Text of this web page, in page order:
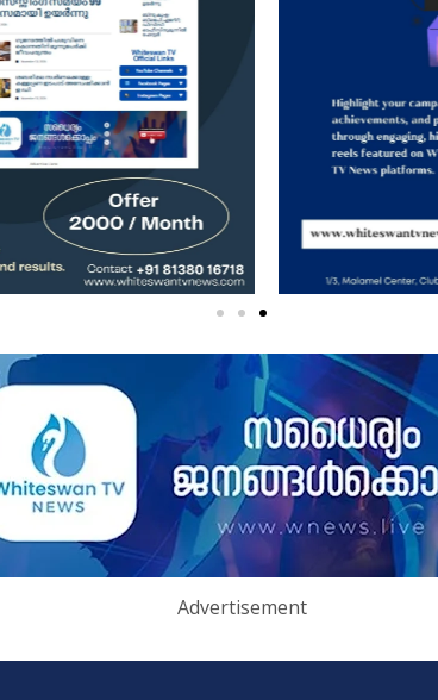
Advertisement